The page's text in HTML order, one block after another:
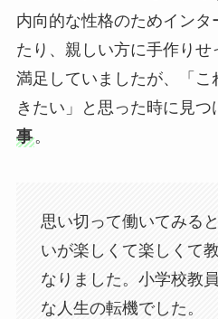
内向的な性格のためインタ
たり、親しい方に手作り
満足していましたが、「こ
きたい」と思った時に見つ
事。
思い切って働いてみる
いが楽しくて楽しくて
なりました。小学校教
な人生の転機でした。